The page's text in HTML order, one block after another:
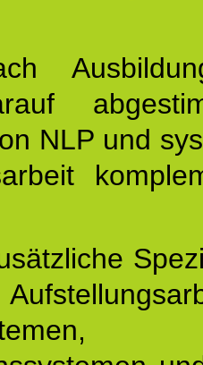
NLP und